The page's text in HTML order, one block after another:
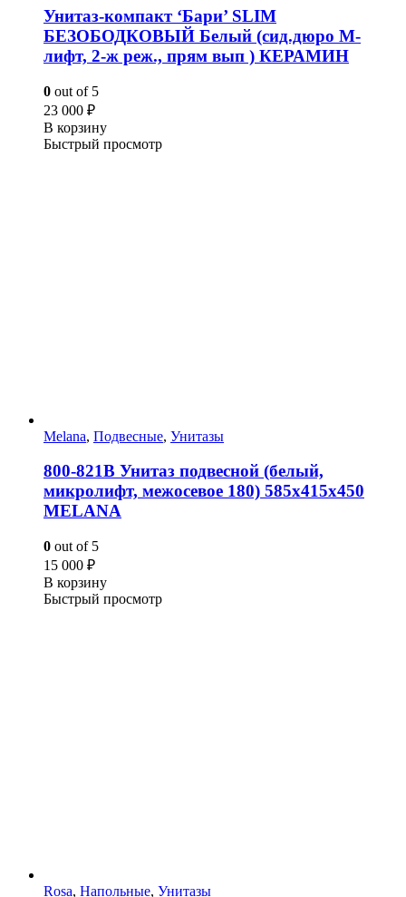
Унитаз-компакт ‘Бари’ SLIM
БЕЗОБОДКОВЫЙ Белый (сид.дюро М-
лифт, 2-ж реж., прям вып ) КЕРАМИН
0 out of 5
23 000 ₽
В корзину
Быстрый просмотр
Melana, Подвесные, Унитазы
800-821B Унитаз подвесной (белый,
микролифт, межосевое 180) 585х415х450
MELANA
0 out of 5
15 000 ₽
В корзину
Быстрый просмотр
Rosa, Напольные, Унитазы